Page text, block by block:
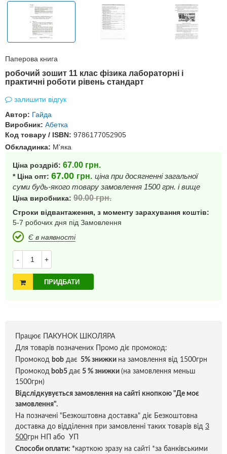
Паперова книга
робочий зошит 11 клас фізика лабораторні і
практичні роботи рівень стандарт
залишити відгук
Автор: Гайда
Виробник: Абетка
Код товару / ISBN: 9786177052905
Обкладинка: М'яка
Ціна роздріб: 67.00 грн.
* Ціна опт: 67.00 грн. ціна при досягненні загальної
суми будь-якого товару замовлення 1500 грн. і вище
Ціна виробника: 90.00грн.
Строки відвантаження, з моменту зарахування коштів:
5-7 робочих дня під Замовлення
Є в наявності
- +
ПРИДБАТИ
Працює ПАКУНОК ШКОЛЯРА
Для товарів позначених Промо діє промокод:
Промокод bob дає 5% знижки на замовлення від 1500грн
Промокод bob5 дає 5 % знижки (на замовлення меньш
1500грн)
Відслідкувується замовлення на сайті кнопкою "Де моє
замовлення".
На позначені "Безкоштовна доставка" діє Безкоштовна
доставка до відділення при замовленні таких товарів від 3
500грн НП або УП
Способи оплати: *карткою зразу на сайті *за банківськими